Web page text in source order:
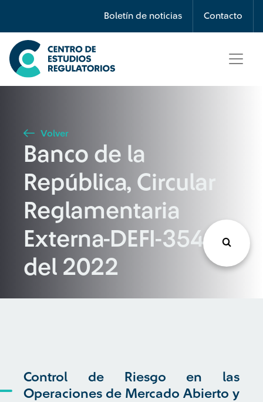
Boletín de noticias Contacto
Búsqueda
Seleccione país
Buscar
Volver
Banco de la
República, Circular
Reglamentaria
Externa-DEFI-354
del 2022
Control de Riesgo en las
Operaciones de Mercado Abierto y